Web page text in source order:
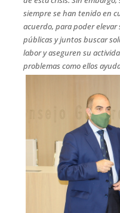
siempre se han tenido en
acuerdo, para poder
públicas y juntos buscar
labor y aseguren su
problemas como ellos